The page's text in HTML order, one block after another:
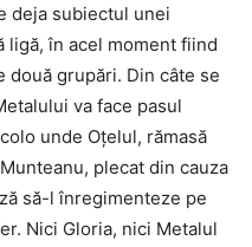
deja subiectul unei
în acel moment fiind
grupări. Din câte se
va face pasul
unde Oțelul, rămasă
plecat din cauza
să-l înregimenteze pe
Nici Gloria, nici Metalul